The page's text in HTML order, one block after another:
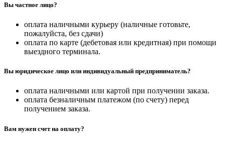
Вы частное лицо?
оплата наличными курьеру (наличные готовьте,
пожалуйста, без сдачи)
оплата по карте (дебетовая или кредитная) при помощи
выездного терминала.
Вы юридическое лицо или индивидуальный предприниматель?
оплата наличными или картой при получении заказа.
оплата безналичным платежом (по счету) перед
получением заказа.
Вам нужен счет на оплату?